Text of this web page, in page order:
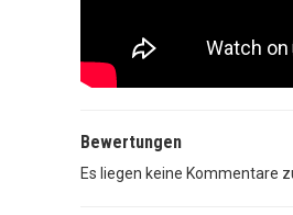
Bewertungen
Es liegen keine Kommentare